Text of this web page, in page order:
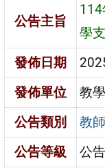
公告主旨
學
發佈日期
發佈單位
教
公告類別
教
公告等級
公告